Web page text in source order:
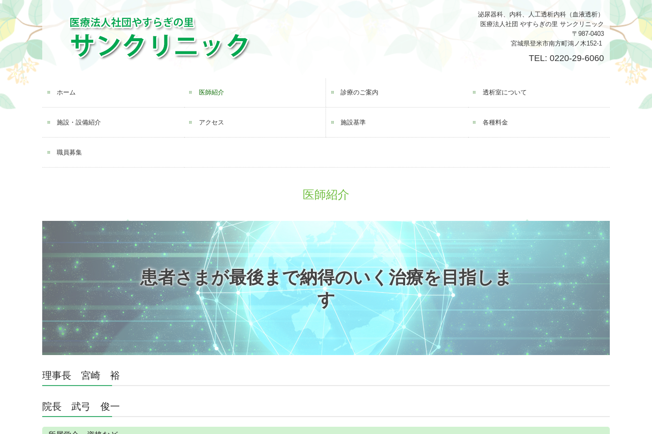
泌尿器科、内科、人工透析内科（血液透析）
医療法人社団 やすらぎの里 サンクリニック
〒987-0403
宮城県登米市南方町鴻ノ木152-1
TEL: 0220-29-6060
ホーム 医師紹介 診療のご案内 透析室について
施設・設備紹介 アクセス 施設基準 各種料金
職員募集
医師紹介
患者さまが最後まで納得のいく治療を目指しま
す
理事長 宮崎 裕
院長 武弓 俊一